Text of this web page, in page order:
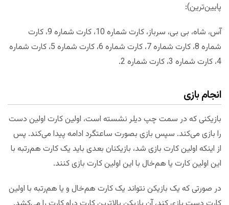
پایین‌ترین):
آس، شاه، بی بی، سرباز، کارت شماره 10، کارت شماره 9، کارت
شماره 8، کارت شماره 7، کارت شماره 6، کارت شماره 5، کارت شماره
4، کارت شماره 3، کارت شماره 2.
انجام بازی
بازیکنی که در سمت چپ دیلر نشسته است، اولین کارت اولین دست
را بازی می‌کند. سپس بازی بصورت ساعتگرد ادامه پیدا می‌کند. پس
از اینکه اولین کارت بازی شد، بازیکنان بعدی باید یک کارت هم‌رتبه با
این اولین کارت یا هم‌خال با این اولین کارت بازی کنند.
در صورتی که یک بازیکن نتواند یک کارت هم‌خال و یا هم‌رتبه با اولین